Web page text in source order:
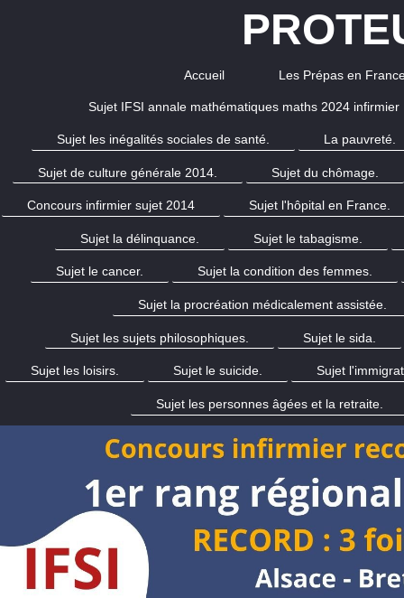
Accueil Les Prépas en
Sujet IFSI annale mathématiques maths 2024 infirmier
Sujet les inégalités sociales de santé. La pauvreté.
Sujet de culture générale 2014. Sujet du chômage.
Concours infirmier sujet 2014 Sujet l'hôpital en France.
Sujet la délinquance. Sujet le tabagisme.
Sujet le cancer. Sujet la condition des femmes.
Sujet la procréation médicalement assistée.
Sujet les sujets philosophiques. Sujet le sida.
Sujet les loisirs. Sujet le suicide. Sujet
Sujet les personnes âgées et la retraite.